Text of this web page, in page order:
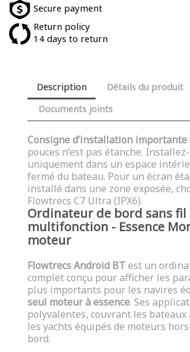
Secure payment
Return policy
14 days to return
Description
Détails du produit
Documents joints
Consigne d’installation importante
pouces n’est pas étanche.
uniquement dans un espace
fermé du bateau. Pour un écran
installé dans une zone exposée,
Flowtrecs C7 Ultra (IPX6).
Ordinateur de bord sans fil
multifonction - Essence
moteur
Flowtrecs Android BTest un
complet conçu pour afficher les
plus importants pour les navires
seul moteur à essence. Ses
polyvalentes, couvrant les
les yachts équipés de moteurs
bord.